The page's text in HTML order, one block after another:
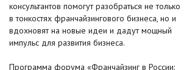
консультантов помогут разобраться не только
в тонкостях франчайзингового бизнеса, но и
вдохновят на новые идеи и дадут мощный
импульс для развития бизнеса.
Программа форума «Франчайзинг в России: